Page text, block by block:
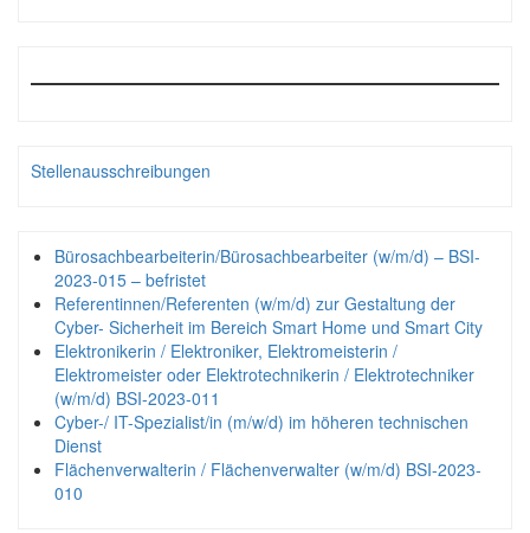
Stellenausschreibungen
Bürosachbearbeiterin/Bürosachbearbeiter (w/m/d) – BSI-
2023-015 – befristet
Referentinnen/Referenten (w/m/d) zur Gestaltung der
Cyber- Sicherheit im Bereich Smart Home und Smart City
Elektronikerin / Elektroniker, Elektromeisterin /
Elektromeister oder Elektrotechnikerin / Elektrotechniker
(w/m/d) BSI-2023-011
Cyber-/ IT-Spezialist/in (m/w/d) im höheren technischen
Dienst
Flächenverwalterin / Flächenverwalter (w/m/d) BSI-2023-
010